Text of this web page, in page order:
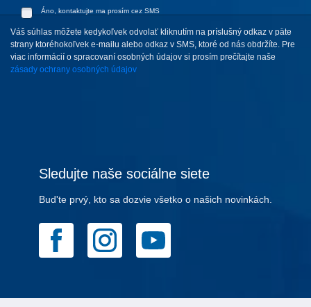
Áno, kontaktujte ma prosím cez SMS
Váš súhlas môžete kedykoľvek odvolať kliknutím na príslušný odkaz v päte
strany ktoréhokoľvek e-mailu alebo odkaz v SMS, ktoré od nás obdržíte. Pre
viac informácií o spracovaní osobných údajov si prosím prečítajte naše
zásady ochrany osobných údajov
Sledujte naše sociálne siete
Bud'te prvý, kto sa dozvie všetko o našich novinkách.